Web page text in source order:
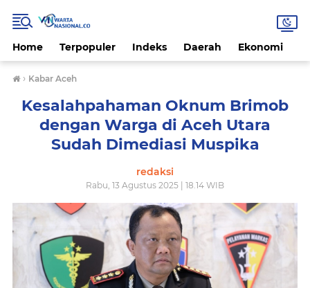
Home Terpopuler Indeks Daerah Ekonomi
› Kabar Aceh
Kesalahpahaman Oknum Brimob
dengan Warga di Aceh Utara
Sudah Dimediasi Muspika
redaksi
Rabu, 13 Agustus 2025 | 18.14 WIB